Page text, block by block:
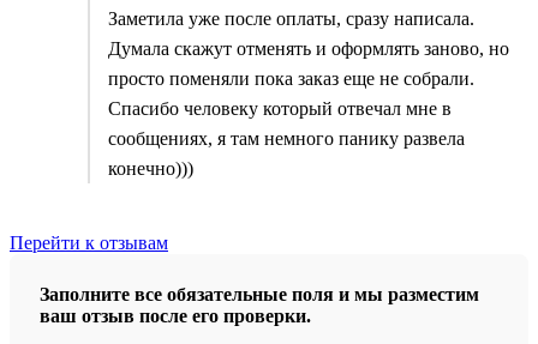
Заметила уже после оплаты, сразу написала.
Думала скажут отменять и оформлять заново, но
просто поменяли пока заказ еще не собрали.
Спасибо человеку который отвечал мне в
сообщениях, я там немного панику развела
конечно)))
Перейти к отзывам
Заполните все обязательные поля и мы разместим
ваш отзыв после его проверки.